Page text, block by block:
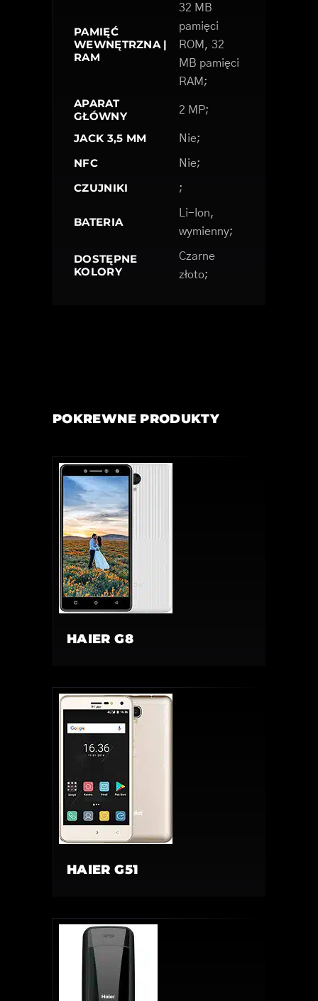
PAMIĘĆ
WEWNĘTRZNA |
RAM
32 MB
pamięci
ROM, 32
MB pamięci
RAM;
APARAT
GŁÓWNY
2 MP;
JACK 3,5 MM Nie;
NFC Nie;
CZUJNIKI ;
BATERIA
Li-Ion,
wymienny;
DOSTĘPNE
KOLORY
Czarne
złoto;
POKREWNE PRODUKTY
HAIER G8
HAIER G51